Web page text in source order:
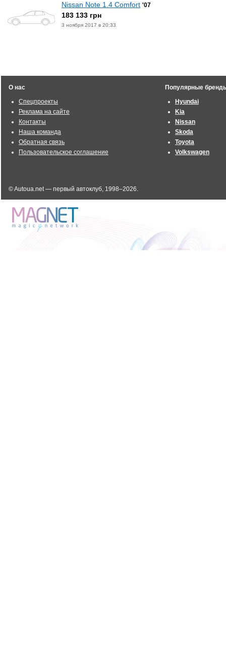
Nissan Note 1.4 Comfort '07
183 133 грн
3 ноября 2017 в 20:33
О нас
Спецпроекты
Реклама на сайте
Контакты
Наша команда
Обратная связь
Пользовательское соглашение
Популярные
Hyundai
Kia
Nissan
Skoda
Toyota
Volkswagen
© Autoua.net — первый автоклуб, 1998–2026.